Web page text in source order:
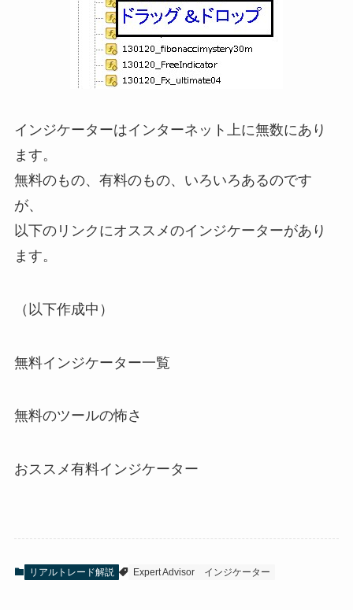
インジケーターはインターネット上に無数にあり
ます。
無料のもの、有料のもの、いろいろあるのです
が、
以下のリンクにオススメのインジケーターがあり
ます。
（以下作成中）
無料インジケーター一覧
無料のツールの怖さ
おススメ有料インジケーター
リアルトレード解説 Expert Advisor インジケーター